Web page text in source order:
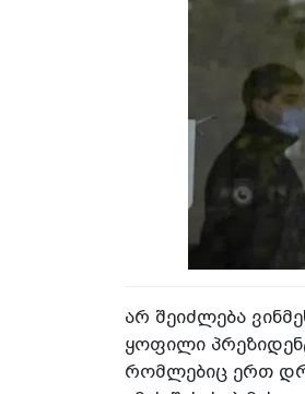
არ შეიძლება
ყოფილი
რომლებიც ერთ